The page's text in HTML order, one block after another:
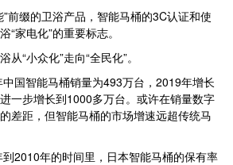
前缀的卫浴产品，智能马桶的3C认证和使
“家电化”的重要标志。
“小众化”走向“全民化”。
国智能马桶销量为493万台，2019年增长
一步增长到1000多万台。或许在销量数字
差距，但智能马桶的市场增速远超传统马
2010年的时间里，日本智能马桶的保有率